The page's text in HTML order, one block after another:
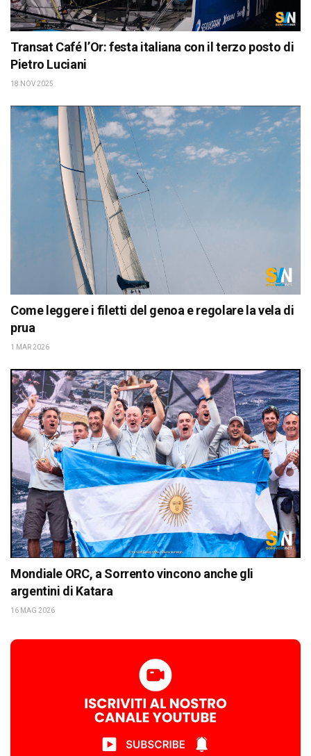
Transat Café l’Or: festa italiana con il terzo posto di
Pietro Luciani
18 NOV 2025
Come leggere i filetti del genoa e regolare la vela di
prua
1 MAR 2026
Mondiale ORC, a Sorrento vincono anche gli
argentini di Katara
16 MAG 2026